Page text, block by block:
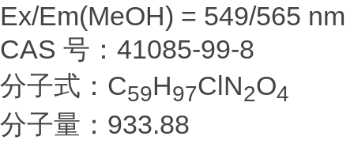
Ex/Em(MeOH) = 549/565 nm
CAS 号：41085-99-8
分子式：C59H97ClN2O4
分子量：933.88